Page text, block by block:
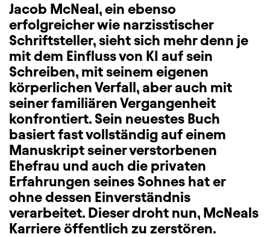
Jacob McNeal, ein ebenso
erfolgreicher wie narzisstischer
Schriftsteller, sieht sich mehr denn je
mit dem Einfluss von KI auf sein
Schreiben, mit seinem eigenen
körperlichen Verfall, aber auch mit
seiner familiären Vergangenheit
konfrontiert. Sein neuestes Buch
basiert fast vollständig auf einem
Manuskript seiner verstorbenen
Ehefrau und auch die privaten
Erfahrungen seines Sohnes hat er
ohne dessen Einverständnis
verarbeitet. Dieser droht nun, McNeals
Karriere öffentlich zu zerstören.